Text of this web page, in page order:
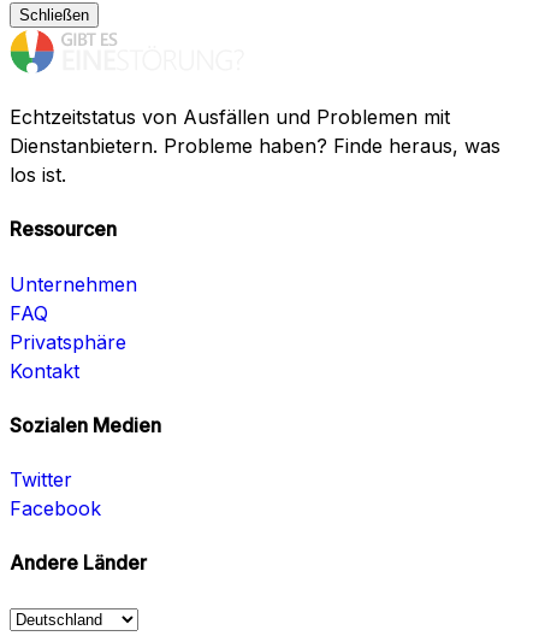
Schließen
Echtzeitstatus von Ausfällen und Problemen mit
Dienstanbietern. Probleme haben? Finde heraus, was
los ist.
Ressourcen
Unternehmen
FAQ
Privatsphäre
Kontakt
Sozialen Medien
Twitter
Facebook
Andere Länder